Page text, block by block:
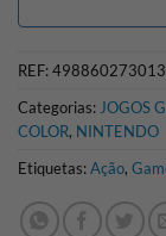
REF:
Categorias:JOGOS
COLOR, NINTENDO
Etiquetas:Ação,